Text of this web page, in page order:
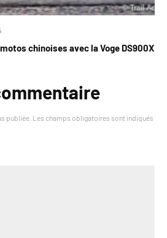
chinoises avec la Voge DS900X
publiée. Les champs obligatoires sont indiqués